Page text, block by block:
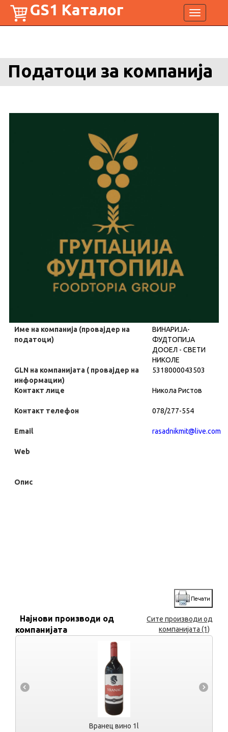
Toggle
navigation
GS1 Каталог
Податоци за компанија
Име на компанија (провајдер на
податоци)
ВИНАРИЈА-
ФУДТОПИЈА
ДООЕЛ - СВЕТИ
НИКОЛЕ
GLN на компанијата ( провајдер на
информации)
5318000043503
Контакт лице Никола Ристов
Контакт телефон 078/277-554
Email rasadnikmit@live.com
Web
Опис
Најнови производи од
компанијата
Сите производи од
компанијата (1)
Вранец вино 1l